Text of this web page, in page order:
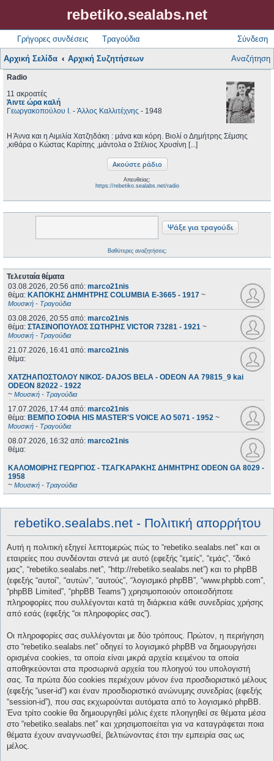
rebetiko.sealabs.net
Γρήγορες συνδέσεις Τραγούδια Σύνδεση
Αρχική Σελίδα Αρχική Συζητήσεων Αναζήτηση
Radio
11 ακροατές
Άιντε ώρα καλή
Γεωργακοπούλου Ι. - Άλλος Καλλιτέχνης - 1948
Η Άννα και η Αιμιλία Χατζηδάκη : μάνα και κόρη. Βιολί ο Δημήτρης Σέμσης
,κιθάρα ο Κώστας Καρίπης ,μάντολα ο Στέλιος Χρυσίνη [...]
Απευθείας:
https://rebetiko.sealabs.net/radio
Βαθύτερες αναζητήσεις;
Τελευταία θέματα
03.08.2026, 20:56 από: marco21nis
θέμα: ΚΑΠΟΚΗΣ ΔΗΜΗΤΡΗΣ COLUMBIA E-3665 - 1917 ~
Μουσική - Τραγούδια
03.08.2026, 20:55 από: marco21nis
θέμα: ΣΤΑΣΙΝΟΠΟΥΛΟΣ ΣΩΤΗΡΗΣ VICTOR 73281 - 1921 ~
Μουσική - Τραγούδια
21.07.2026, 16:41 από: marco21nis
θέμα:
ΧΑΤΖΗΑΠΟΣΤΟΛΟΥ ΝΙΚΟΣ- DAJOS BELA - ODEON AA 79815_9 kai
ODEON 82022 - 1922
~ Μουσική - Τραγούδια
17.07.2026, 17:44 από: marco21nis
θέμα: ΒΕΜΠΟ ΣΟΦΙΑ HIS MASTER'S VOICE AO 5071 - 1952 ~
Μουσική - Τραγούδια
08.07.2026, 16:32 από: marco21nis
θέμα:
ΚΑΛΟΜΟΙΡΗΣ ΓΕΩΡΓΙΟΣ - ΤΣΑΓΚΑΡΑΚΗΣ ΔΗΜΗΤΡΗΣ ODEON GA 8029 -
1958
~ Μουσική - Τραγούδια
rebetiko.sealabs.net - Πολιτική απορρήτου
Αυτή η πολιτική εξηγεί λεπτομερώς πώς το “rebetiko.sealabs.net” και οι
εταιρείες που συνδέονται στενά με αυτό (εφεξής “εμείς”, “εμάς”, “δικό
μας”, “rebetiko.sealabs.net”, “http://rebetiko.sealabs.net”) και το phpBB
(εφεξής “αυτοί”, “αυτών”, “αυτούς”, “λογισμικό phpBB”, “www.phpbb.com”,
“phpBB Limited”, “phpBB Teams”) χρησιμοποιούν οποιεσδήποτε
πληροφορίες που συλλέγονται κατά τη διάρκεια κάθε συνεδρίας χρήσης
από εσάς (εφεξής “οι πληροφορίες σας”).
Οι πληροφορίες σας συλλέγονται με δύο τρόπους. Πρώτον, η περιήγηση
στο “rebetiko.sealabs.net” οδηγεί το λογισμικό phpBB να δημιουργήσει
ορισμένα cookies, τα οποία είναι μικρά αρχεία κειμένου τα οποία
αποθηκεύονται στα προσωρινά αρχεία του πλοηγού του υπολογιστή
σας. Τα πρώτα δύο cookies περιέχουν μόνον ένα προσδιοριστικό μέλους
(εφεξής “user-id”) και έναν προσδιοριστικό ανώνυμης συνεδρίας (εφεξής
“session-id”), που σας εκχωρούνται αυτόματα από το λογισμικό phpBB.
Ένα τρίτο cookie θα δημιουργηθεί μόλις έχετε πλοηγηθεί σε θέματα μέσα
στο “rebetiko.sealabs.net” και χρησιμοποιείται για να καταγράφεται ποια
θέματα έχουν αναγνωσθεί, βελτιώνοντας έτσι την εμπειρία σας ως
μέλος.